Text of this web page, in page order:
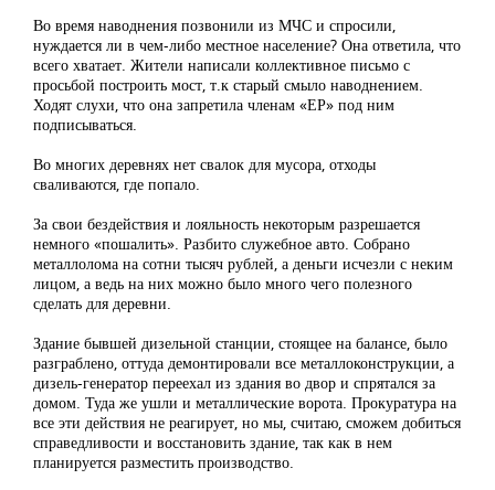
Во время наводнения позвонили из МЧС и спросили,
нуждается ли в чем-либо местное население? Она ответила, что
всего хватает. Жители написали коллективное письмо с
просьбой построить мост, т.к старый смыло наводнением.
Ходят слухи, что она запретила членам «ЕР» под ним
подписываться.
Во многих деревнях нет свалок для мусора, отходы
сваливаются, где попало.
За свои бездействия и лояльность некоторым разрешается
немного «пошалить». Разбито служебное авто. Собрано
металлолома на сотни тысяч рублей, а деньги исчезли с неким
лицом, а ведь на них можно было много чего полезного
сделать для деревни.
Здание бывшей дизельной станции, стоящее на балансе, было
разграблено, оттуда демонтировали все металлоконструкции, а
дизель-генератор переехал из здания во двор и спрятался за
домом. Туда же ушли и металлические ворота. Прокуратура на
все эти действия не реагирует, но мы, считаю, сможем добиться
справедливости и восстановить здание, так как в нем
планируется разместить производство.